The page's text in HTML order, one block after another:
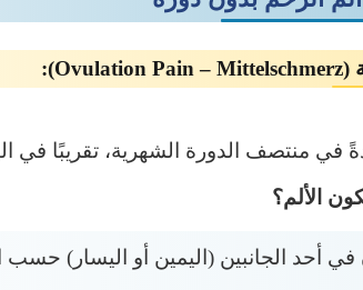
الدورة الشهرية، تقريبًا في اليوم 14 إذا كانت دورتك منتظمة (كل
الألم؟
في أحد الجانبين (اليمين أو اليسار)